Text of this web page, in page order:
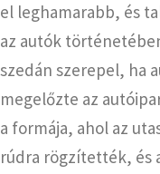
el leghamarabb, és
az autók
szedán szerepel, ha
megelőzte az
a formája, ahol az
rúdra rögzítették, és